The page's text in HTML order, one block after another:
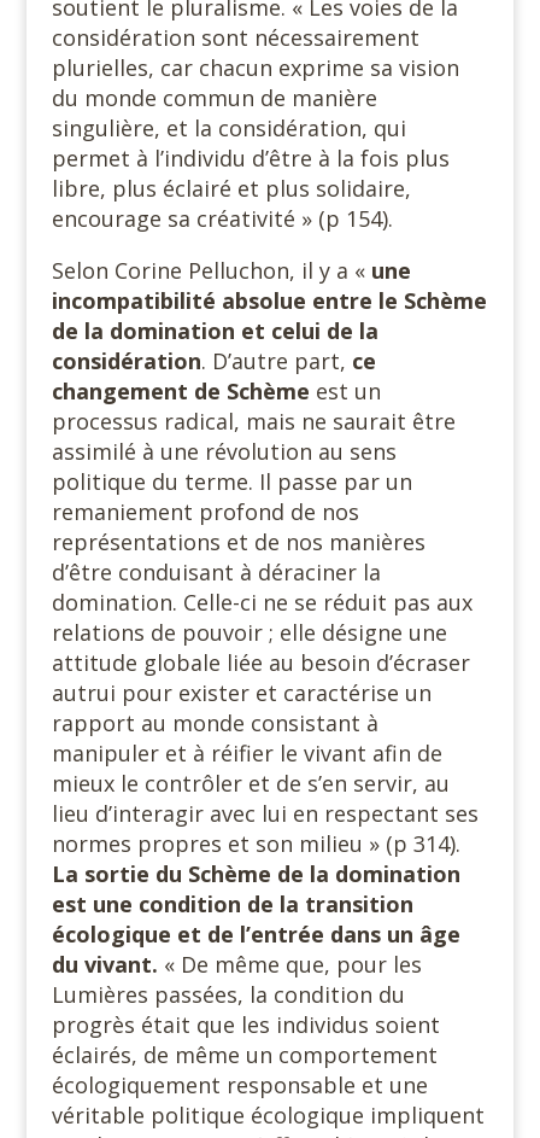
soutient le pluralisme. « Les voies de la
considération sont nécessairement
plurielles, car chacun exprime sa vision
du monde commun de manière
singulière, et la considération, qui
permet à l’individu d’être à la fois plus
libre, plus éclairé et plus solidaire,
encourage sa créativité » (p 154).
Selon Corine Pelluchon, il y a « une
incompatibilité absolue entre le Schème
de la domination et celui de la
considération. D’autre part, ce
changement de Schème est un
processus radical, mais ne saurait être
assimilé à une révolution au sens
politique du terme. Il passe par un
remaniement profond de nos
représentations et de nos manières
d’être conduisant à déraciner la
domination. Celle-ci ne se réduit pas aux
relations de pouvoir ; elle désigne une
attitude globale liée au besoin d’écraser
autrui pour exister et caractérise un
rapport au monde consistant à
manipuler et à réifier le vivant afin de
mieux le contrôler et de s’en servir, au
lieu d’interagir avec lui en respectant ses
normes propres et son milieu » (p 314).
La sortie du Schème de la domination
est une condition de la transition
écologique et de l’entrée dans un âge
du vivant. « De même que, pour les
Lumières passées, la condition du
progrès était que les individus soient
éclairés, de même un comportement
écologiquement responsable et une
véritable politique écologique impliquent